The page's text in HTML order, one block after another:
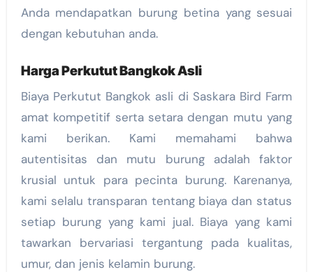
Anda mendapatkan burung betina yang sesuai
dengan kebutuhan anda.
Harga Perkutut Bangkok Asli
Biaya Perkutut Bangkok asli di Saskara Bird Farm
amat kompetitif serta setara dengan mutu yang
kami berikan. Kami memahami bahwa
autentisitas dan mutu burung adalah faktor
krusial untuk para pecinta burung. Karenanya,
kami selalu transparan tentang biaya dan status
setiap burung yang kami jual. Biaya yang kami
tawarkan bervariasi tergantung pada kualitas,
umur, dan jenis kelamin burung.